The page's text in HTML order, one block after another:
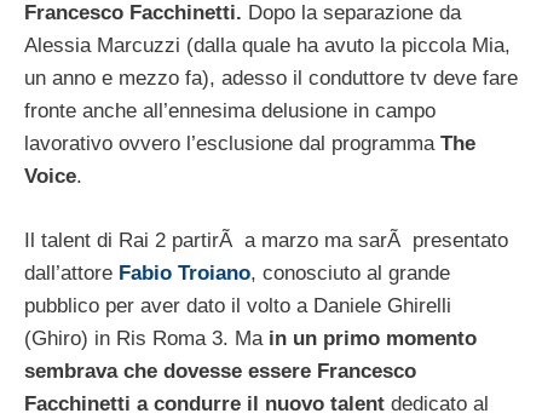
Francesco Facchinetti. Dopo la separazione da
Alessia Marcuzzi (dalla quale ha avuto la piccola Mia,
un anno e mezzo fa), adesso il conduttore tv deve fare
fronte anche all’ennesima delusione in campo
lavorativo ovvero l’esclusione dal programma The
Voice.
Il talent di Rai 2 partirÃ a marzo ma sarÃ presentato
dall’attore Fabio Troiano, conosciuto al grande
pubblico per aver dato il volto a Daniele Ghirelli
(Ghiro) in Ris Roma 3. Ma in un primo momento
sembrava che dovesse essere Francesco
Facchinetti a condurre il nuovo talent dedicato al